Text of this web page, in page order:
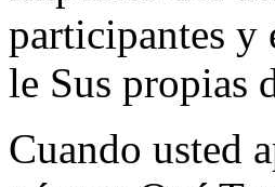
participantes y
le Sus propias
Cuando usted